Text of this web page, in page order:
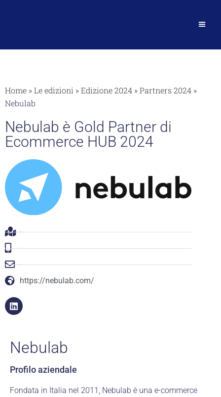
Home »Le edizioni »Edizione 2024 »Partners 2024 »
Nebulab
Nebulab è Gold Partner di
Ecommerce HUB 2024
-
-
-
https://nebulab.com/
Nebulab
Profilo aziendale
Fondata in Italia nel 2011, Nebulab è una e-commerce